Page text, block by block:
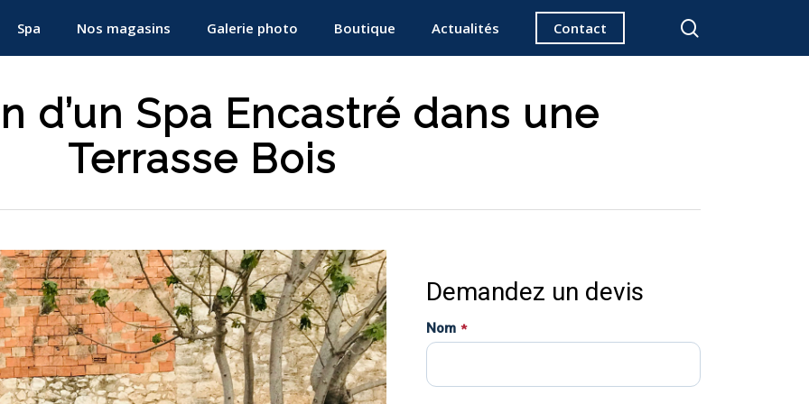
Spa Nos magasins Galerie photo Boutique Actualités Contact
d’un Spa Encastré dans une
Terrasse Bois
Demandez un devis
Nom *